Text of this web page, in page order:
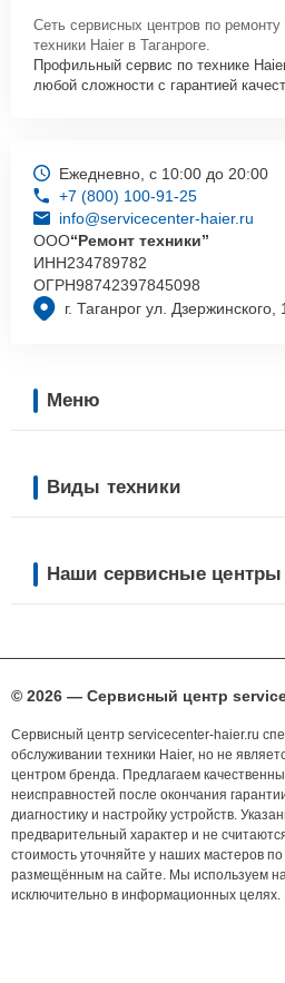
Сеть сервисных центров по ремонту
техники Haier в Таганроге.
Профильный сервис по технике
любой сложности с гарантией
г. Таганрог ул. Дзержинского,
Ежедневно, с 10:00 до 20:00
+7 (800) 100-91-25
info@servicecenter-haier.ru
ООО“Ремонт техники”
ИНН234789782
ОГРН98742397845098
Меню
Виды техники
Наши сервисные центры
© 2026 — Сервисный центр
Сервисный центр servicecenter-haier.ru
обслуживании техники Haier, но не
центром бренда. Предлагаем
неисправностей после окончания
диагностику и настройку устройств.
предварительный характер и не
стоимость уточняйте у наших мастеров
размещённым на сайте. Мы используем
исключительно в информационных целях.